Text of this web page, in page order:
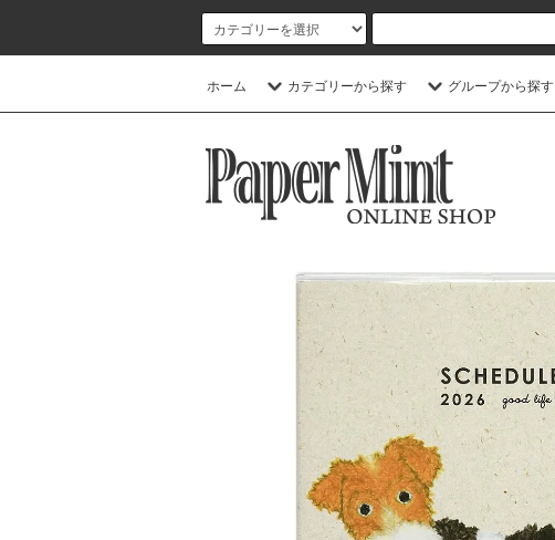
ホーム カテゴリーから探す グループから探す